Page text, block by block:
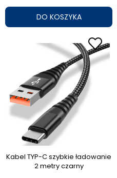
DO KOSZYKA
Kabel TYP-C szybkie ładowanie
2 metry czarny